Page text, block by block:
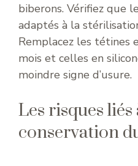
biberons. Vérifiez que
adaptés à la
Remplacez les tétines
mois et celles en
moindre signe d’usure.
Les risques
conservation